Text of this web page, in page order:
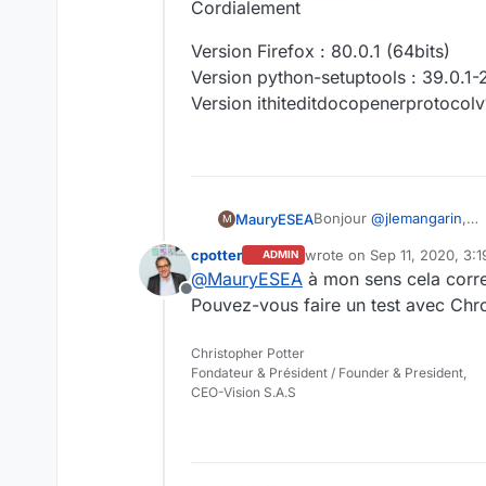
Cordialement
Version Firefox : 80.0.1 (64bits)
Version python-setuptools : 39.0.1-
Version
M MauryESEABonjour @jlemangarin,
En effet, en installant le
Par contre, bien
toujours la fenêtre
Y a-t-il des choses
Cordialement
Version Firefox : 80.0.1
Offline
cpotter ADMIN wrote on Sep 11, 2020,
last edited by cpotterSep
@MauryESEA à mon sens cela
Pouvez-vous faire un test avec
Christopher Potter
Fondateur & Président / Founder & President,
CEO-Vision S.A.S